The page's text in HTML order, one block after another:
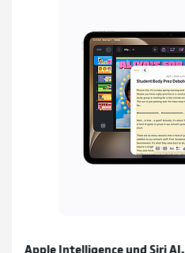
Apple Intelligence und Siri AI.